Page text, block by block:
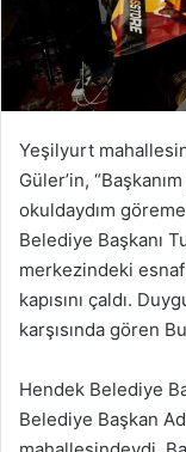
Yeşilyurt
Güler’in,
okuldaydım
Belediye Başkanı
merkezindeki
kapısını çaldı.
karşısında gören
Hendek Belediye
Belediye Başkan